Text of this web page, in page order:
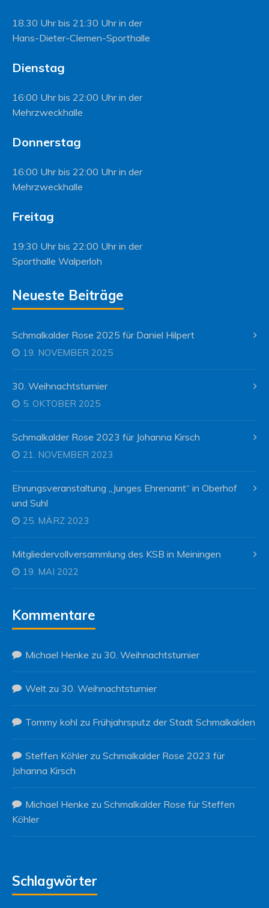
18.30 Uhr bis 21:30 Uhr in der
Hans-Dieter-Clemen-Sporthalle
Dienstag
16:00 Uhr bis 22:00 Uhr in der
Mehrzweckhalle
Donnerstag
16:00 Uhr bis 22:00 Uhr in der
Mehrzweckhalle
Freitag
19:30 Uhr bis 22:00 Uhr in der
Sporthalle Walperloh
Neueste Beiträge
Schmalkalder Rose 2025 für Daniel Hilpert
19. NOVEMBER 2025
30. Weihnachtsturnier
5. OKTOBER 2025
Schmalkalder Rose 2023 für Johanna Kirsch
21. NOVEMBER 2023
Ehrungsveranstaltung „Junges Ehrenamt“ in Oberhof
und Suhl
25. MÄRZ 2023
Mitgliedervollversammlung des KSB in Meiningen
19. MAI 2022
Kommentare
Michael Henke zu 30. Weihnachtsturnier
Welt zu 30. Weihnachtsturnier
Tommy kohl zu Frühjahrsputz der Stadt Schmalkalden
Steffen Köhlerzu Schmalkalder Rose 2023 für
Johanna Kirsch
Michael Henke zu Schmalkalder Rose für Steffen
Köhler
Schlagwörter